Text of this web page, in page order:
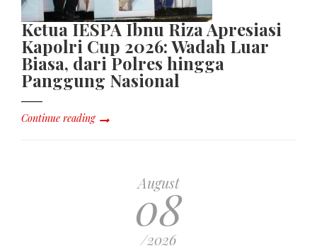
Ketua IESPA Ibnu Riza Apresiasi
Kapolri Cup 2026: Wadah Luar
Biasa, dari Polres hingga
Panggung Nasional
Continue reading
August
08
/2026